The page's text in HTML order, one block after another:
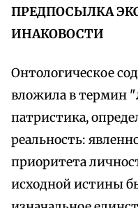
ПРЕДПОСЫЛКА
ИНАКОВОСТИ
Онтологическое
вложила в термин
патристика,
реальность:
приоритета
исходной истины